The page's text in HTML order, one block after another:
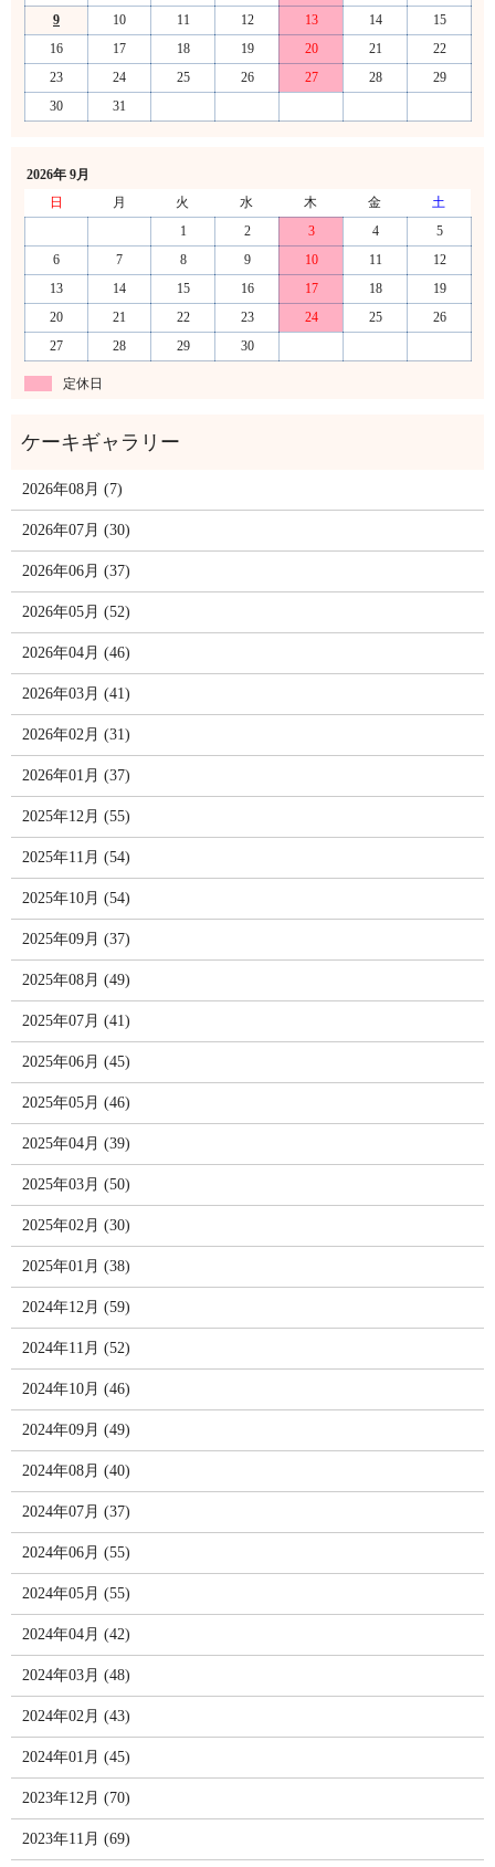
9
10 11 12 13 14
15
16
17 18 19 20 21
22
23
24 25 26 27 28
29
30
31
2026年 9月
日
月 火 水 木 金
土
1
2 3 4
5
6
7 8 9 10 11
12
13
14 15 16 17 18
19
20
21 22 23 24 25
26
27
28 29 30
定休日
2026年08月 (7)
2026年07月 (30)
2026年06月 (37)
2026年05月 (52)
2026年04月 (46)
2026年03月 (41)
2026年02月 (31)
2026年01月 (37)
2025年12月 (55)
2025年11月 (54)
2025年10月 (54)
2025年09月 (37)
2025年08月 (49)
2025年07月 (41)
2025年06月 (45)
2025年05月 (46)
2025年04月 (39)
2025年03月 (50)
2025年02月 (30)
2025年01月 (38)
2024年12月 (59)
2024年11月 (52)
2024年10月 (46)
2024年09月 (49)
2024年08月 (40)
2024年07月 (37)
2024年06月 (55)
2024年05月 (55)
2024年04月 (42)
2024年03月 (48)
2024年02月 (43)
2024年01月 (45)
2023年12月 (70)
2023年11月 (69)